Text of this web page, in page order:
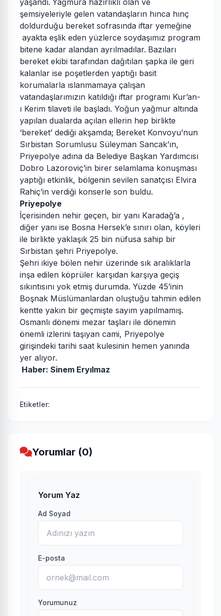
yaşandı. Yağmura hazırlıklı olan ve
şemsiyeleriyle gelen vatandaşların hınca hınç
doldurduğu bereket sofrasında iftar yemeğine
ayakta eşlik eden yüzlerce soydaşımız program
bitene kadar alandan ayrılmadılar. Bazıları
bereket ekibi tarafından dağıtılan şapka ile geri
kalanlar ise poşetlerden yaptığı basit
korumalarla ıslanmamaya çalışan
vatandaşlarımızın katıldığı iftar programı Kur’an-
ı Kerim tilaveti ile başladı. Yoğun yağmur altında
yapılan dualarda açılan ellerin hep birlikte
‘bereket’ dediği akşamda; Bereket Konvoyu’nun
Sırbistan Sorumlusu Süleyman Sancak’ın,
Priyepolye adına da Belediye Başkan Yardımcısı
Dobro Lazoroviç’in birer selamlama konuşması
yaptığı etkinlik, bölgenin sevilen sanatçısı Elvira
Rahiç’in verdiği konserle son buldu.
Priyepolye
İçerisinden nehir geçen, bir yanı Karadağ’a ,
diğer yanı ise Bosna Hersek’e sınırı olan, köyleri
ile birlikte yaklaşık 25 bin nüfusa sahip bir
Sırbistan şehri Priyepolye.
Şehri ikiye bölen nehir üzerinde sık aralıklarla
inşa edilen köprüler karşıdan karşıya geçiş
sıkıntısını yok etmiş durumda. Yüzde 45’inin
Boşnak Müslümanlardan oluştuğu tahmin edilen
kentte yakın bir geçmişte sayım yapılmamış.
Osmanlı dönemi mezar taşları ile dönemin
önemli izlerini taşıyan cami, Priyepolye
girişindeki tarihi saat kulesinin hemen yanında
yer alıyor.
Haber: Sinem Eryılmaz
Etiketler:
Yorumlar (0)
Yorum Yaz
Ad Soyad
E-posta
Yorumunuz